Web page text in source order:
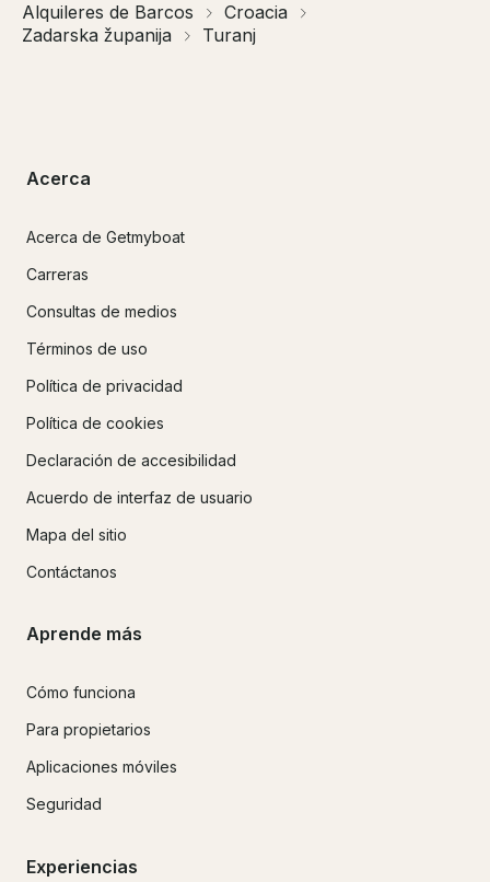
Alquileres de Barcos
Croacia
Zadarska županija
Turanj
Acerca
Acerca de Getmyboat
Carreras
Consultas de medios
Términos de uso
Política de privacidad
Política de cookies
Declaración de accesibilidad
Acuerdo de interfaz de usuario
Mapa del sitio
Contáctanos
Aprende más
Cómo funciona
Para propietarios
Aplicaciones móviles
Seguridad
Experiencias